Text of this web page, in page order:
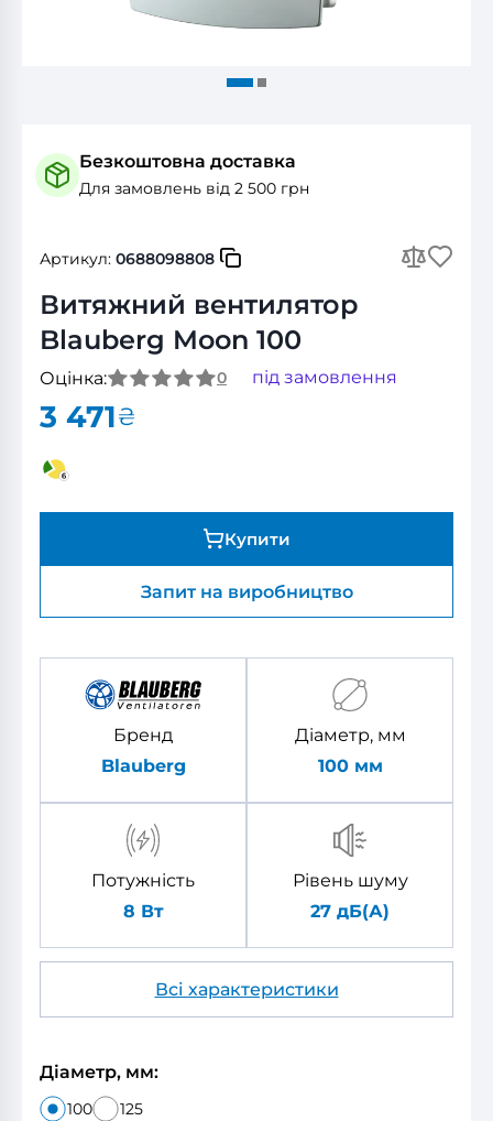
Безкоштовна доставка
Для замовлень від 2 500 грн
Артикул: 0688098808
Витяжний вентилятор
Blauberg Moon 100
Оцінка: 0 під замовлення
3 471₴
Купити
Запит на виробництво
Бренд
Blauberg
Діаметр, мм
100мм
Потужність
8 Вт
Рівень шуму
27 дБ(А)
Всі характеристики
Діаметр, мм:
100 125